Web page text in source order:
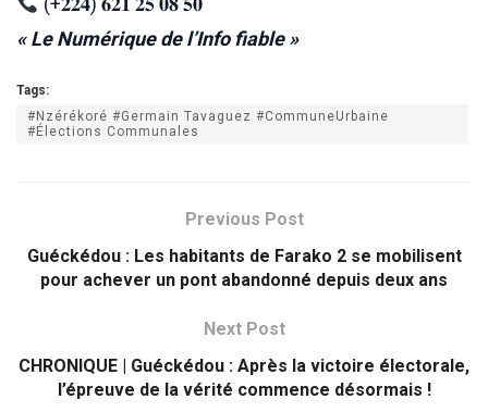
« Le Numérique de l’Info fiable »
Tags:
#Nzérékoré #Germain Tavaguez #CommuneUrbaine
#Élections Communales
Previous Post
Guéckédou : Les habitants de Farako 2 se mobilisent
pour achever un pont abandonné depuis deux ans
Next Post
CHRONIQUE | Guéckédou : Après la victoire électorale,
l’épreuve de la vérité commence désormais !